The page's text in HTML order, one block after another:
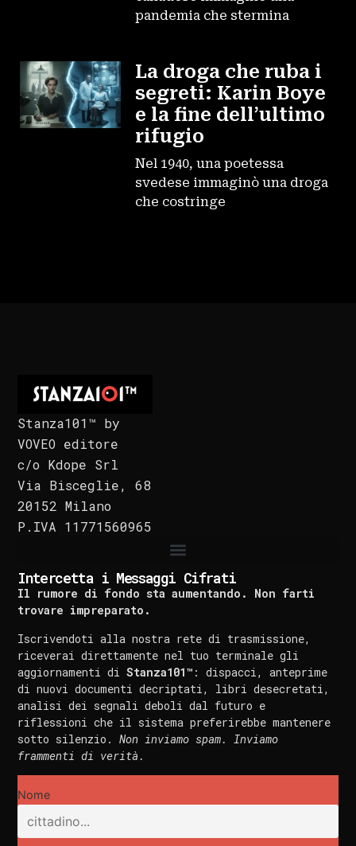
pandemia che stermina
La droga che ruba i
segreti: Karin Boye
e la fine dell’ultimo
rifugio
Nel 1940, una poetessa
svedese immaginò una droga
che costringe
Stanza101™ by
VOVEO editore
c/o Kdope Srl
Via Bisceglie, 68
20152 Milano
P.IVA 11771560965
Intercetta i Messaggi Cifrati
Il rumore di fondo sta aumentando. Non farti
trovare impreparato.
Iscrivendoti alla nostra rete di trasmissione,
riceverai direttamente nel tuo terminale gli
aggiornamenti diStanza101™ : dispacci, anteprime
di nuovi documenti decriptati, libri desecretati,
analisi dei segnali deboli dal futuro e
riflessioni che il sistema preferirebbe mantenere
sotto silenzio.Non inviamo spam. Inviamo
frammenti di verità.
Nome